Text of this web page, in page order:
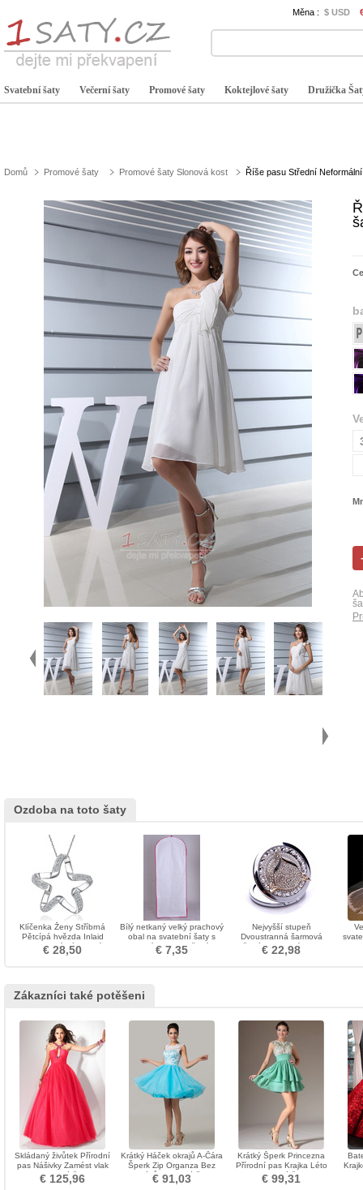
Měna : $ USD
Svatební šaty Večerní šaty Promové šaty Koktejlové šaty Družička
Domů Promové šaty Promové šaty Slonová kost Říše pasu Střední
Ozdoba na toto šaty
Klíčenka Ženy Stříbrná
Pětcípá hvězda Inlaid
diamantový náhrdelník
€ 28,50
Bílý netkaný velký prachový
obal na svatební šaty s
dlouhým prachotěsným
krytem
€ 7,35
Nejvyšší stupeň
Dvoustranná šarmová
složená obchodní ozdoba
€ 22,98
Zákazníci také potěšeni
Skládaný živůtek Přírodní
pas Nášivky Zamést vlak
Promové šaty
€ 125,96
Krátký Háček okrajů A-Čára
Šperk Zip Organza Bez
rukávů Promové šaty
€ 91,03
Krátký Šperk Princezna
Přírodní pas Krajka Léto
Promové šaty
€ 99,31